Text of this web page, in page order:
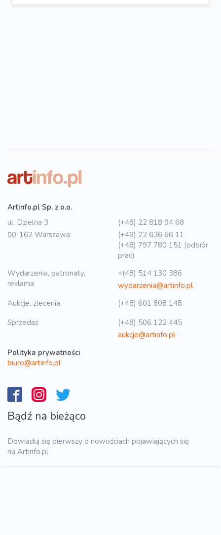
Artinfo.pl Sp. z o.o.
ul. Dzielna 3
00-162 Warszawa
(+48) 22 818 94 68
(+48) 22 636 66 11
(+48) 797 780 151 (odbiór
prac)
Wydarzenia, patronaty,
reklama
+(48) 514 130 386
wydarzenia@artinfo.pl
Aukcje, zlecenia
(+48) 601 808 148
Sprzedaż
(+48) 506 122 445
aukcje@artinfo.pl
Polityka prywatności
biuro@artinfo.pl
Bądź na bieżąco
Dowiaduj się pierwszy o nowościach pojawiających się
na Artinfo.pl